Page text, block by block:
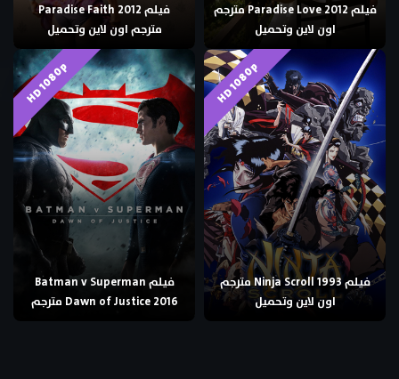
فيلم Paradise Love 2012 مترجم
اون لاين وتحميل
فيلم Paradise Faith 2012
مترجم اون لاين وتحميل
HD 1080p
فيلم Ninja Scroll 1993 مترجم
اون لاين وتحميل
HD 1080p
فيلم Batman v Superman
Dawn of Justice 2016 مترجم